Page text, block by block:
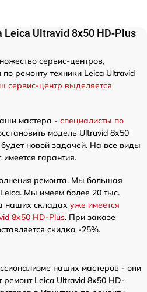
Ultravid 8x50 HD-Plus
сервис-центров,
ремонту техники Leica Ultravid
сервис-центр выделяется
мастера - специалисты по
модель Ultravid 8x50
новой задачей. На все виды
гарантия.
ремонта. Мы большая
Мы имеем более 20 тыс.
наших складах уже имеется
8x50 HD-Plus. При заказе
скидка -25%.
наших мастеров - они
ремонт Leica Ultravid 8x50 HD-